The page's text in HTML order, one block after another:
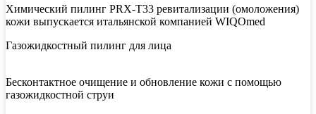
Химический пилинг PRX-T33 ревитализации (омоложения)
кожи выпускается итальянской компанией WIQOmed
Газожидкостный пилинг для лица
Бесконтактное очищение и обновление кожи с помощью
газожидкостной струи